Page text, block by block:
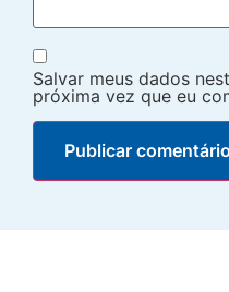
Salvar meus dados
próxima vez que eu